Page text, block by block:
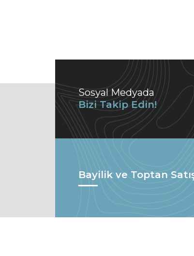
Sosyal Medyada
Bizi Takip Edin!
Bayilik ve Toptan